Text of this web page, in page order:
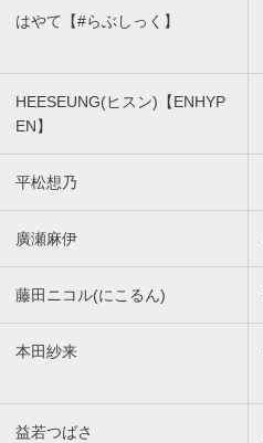
はやて【#らぶしっく】
HEESEUNG(ヒスン)【ENHYP
EN】
平松想乃
廣瀬麻伊
藤田ニコル(にこるん)
本田紗来
益若つばさ